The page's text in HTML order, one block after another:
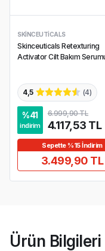
SKINCEUTICALS
Skinceuticals Retexturing
Activator Cilt Bakım
4,5 (4)
%41
indirim
6.999,90 TL
4.117,53 TL
Sepette %15 İndirim
3.499,90 TL
Ürün Bilgileri